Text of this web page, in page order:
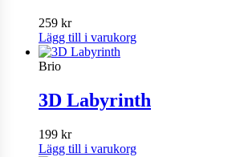
259 kr
Lägg till i varukorg
Brio
3D Labyrinth
199 kr
Lägg till i varukorg